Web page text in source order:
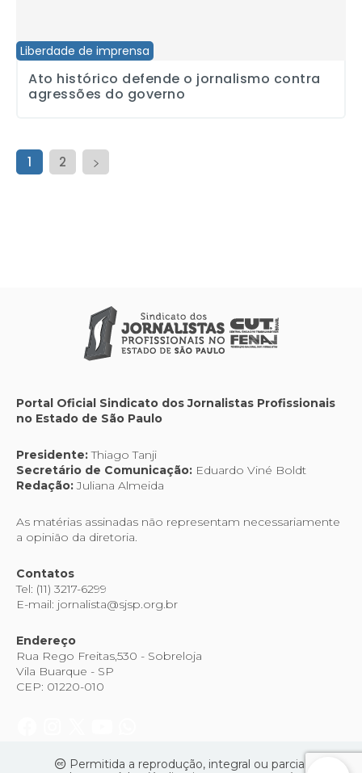
Liberdade de imprensa
Ato histórico defende o jornalismo contra
agressões do governo
1 2
Portal Oficial Sindicato dos Jornalistas Profissionais
no Estado de São Paulo
Presidente:Thiago Tanji
Secretário de Comunicação: Eduardo Viné Boldt
Redação:Juliana Almeida
As matérias assinadas não representam necessariamente
a opinião da diretoria.
Contatos
Tel: (11) 3217-6299
E-mail: jornalista@sjsp.org.br
Endereço
Rua Rego Freitas,530 - Sobreloja
Vila Buarque - SP
CEP: 01220-010
Permitida a reprodução, integral ou parcial